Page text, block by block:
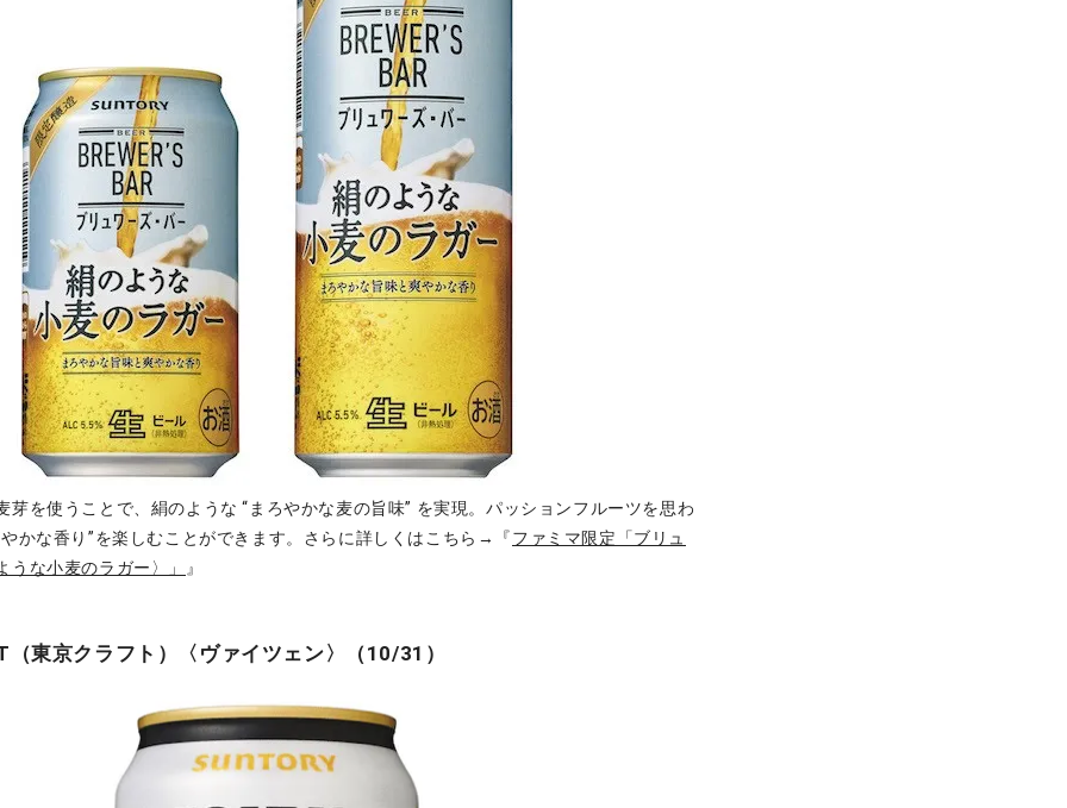
芽を使うことで、絹のような “まろやかな麦の旨味” を実現。パッションフルーツを思わ
かな香り”を楽しむことができます。さらに詳しくはこちら→『ファミマ限定「ブリュ
うな小麦のラガー〉」
』
（東京クラフト）〈ヴァイツェン〉（10/31）